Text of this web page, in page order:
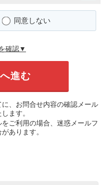
同意しない
確認▼
、お問合せ内容の確認メール
ます。
ご利用の場合、迷惑メールフ
あります。